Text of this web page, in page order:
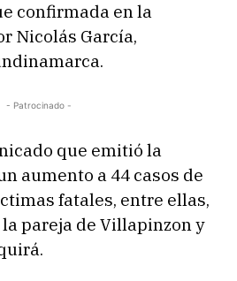
confirmada en la
Nicolás García,
- Patrocinado -
que emitió la
aumento a 44 casos de
fatales, entre ellas,
pareja de Villapinzon y